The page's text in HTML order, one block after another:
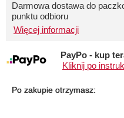
Darmowa dostawa do
punktu odbioru
Więcej informacji
PayPo - kup
Kliknij po
Po zakupie otrzymasz: